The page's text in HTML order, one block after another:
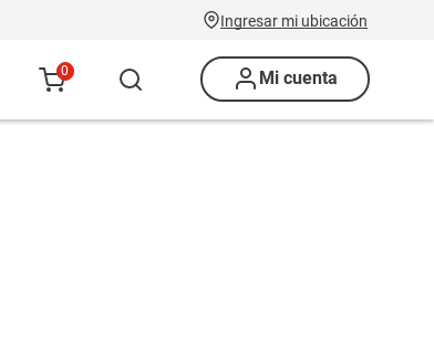
Ingresar mi ubicación
0 Mi cuenta